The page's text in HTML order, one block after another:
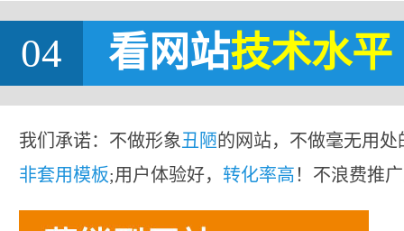
04 看网站技术水平
我们承诺：不做形象丑陋的网站，不做毫无用处
非套用模板;用户体验好， 转化率高！不浪费推